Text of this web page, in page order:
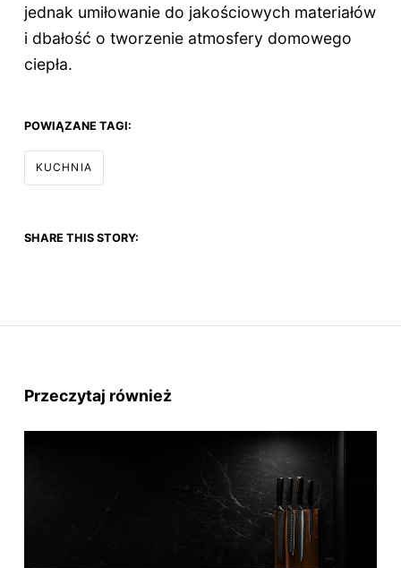
jednak umiłowanie do jakościowych materiałów
i dbałość o tworzenie atmosfery domowego
ciepła.
POWIĄZANE TAGI:
KUCHNIA
SHARE THIS STORY:
Przeczytaj również